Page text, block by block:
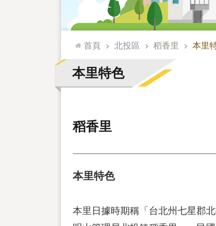
::: 首頁 北投區 稻香里 本里
本里特色
稻香里
本里特色
本里日據時期稱「台北州七星郡